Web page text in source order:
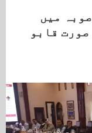
میں
قابو